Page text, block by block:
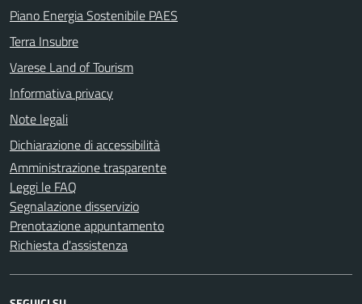
Piano Energia Sostenibile PAES
Terra Insubre
Varese Land of Tourism
Informativa privacy
Note legali
Dichiarazione di accessibilità
Amministrazione trasparente
Leggi le FAQ
Segnalazione disservizio
Prenotazione appuntamento
Richiesta d'assistenza